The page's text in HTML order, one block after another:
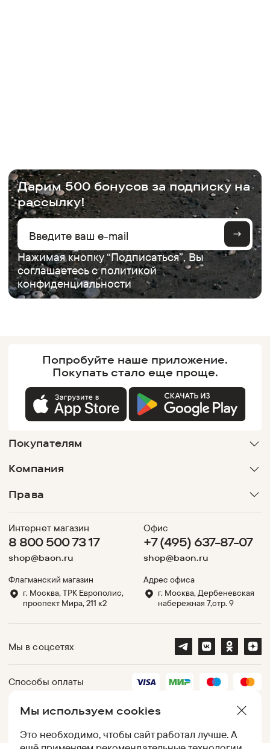
Дарим 500 бонусов за подписку на
рассылку!
Нажимая кнопку “Подписаться”, Вы
соглашаетесь сполитикой
конфиденциальности
Мы используем cookies
Это необходимо, чтобы сайт работал лучше. А
Попробуйте наше приложение.
Покупатьстало еще проще.
Покупателям
Компания
Права
Интернет магазин
8 800 500 73 17
shop@baon.ru
Флагманский магазин
г. Москва, ТРК Европолис,
проспект Мира, 211 к2
Офис
+7 (495) 637-87-07
shop@baon.ru
Адрес офиса
г. Москва, Дербеневская
набережная 7,стр. 9
Мы в соцсетях
Способы оплаты
Партнеры